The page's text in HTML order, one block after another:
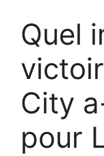
Quel
City
pour